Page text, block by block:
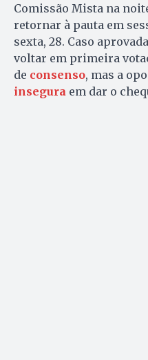
Comissão Mista na
retornar à pauta em
sexta, 28. Caso
voltar em primeira
de consenso, mas a
insegura em dar o